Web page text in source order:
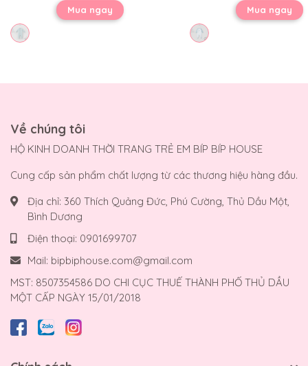
Mua ngay
Mua ngay
Về chúng tôi
HỘ KINH DOANH THỜI TRANG TRẺ EM BÍP BÍP HOUSE
Cung cấp sản phẩm chất lượng từ các thương hiệu hàng đầu.
Địa chỉ: 360 Thích Quảng Đức, Phú Cường, Thủ Dầu Một,
Bình Dương
Điện thoại: 0901699707
Mail: bipbiphouse.com@gmail.com
MST: 8507354586 DO CHI CỤC THUẾ THÀNH PHỐ THỦ DẦU
MỘT CẤP NGÀY 15/01/2018